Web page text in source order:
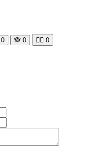
0 🙈 0 🧘‍♀️ 0